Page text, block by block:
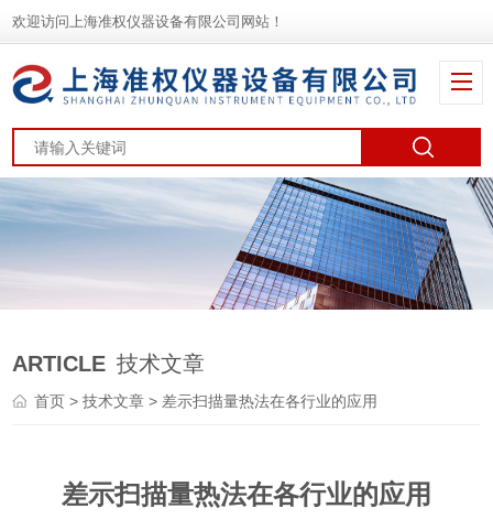
欢迎访问上海准权仪器设备有限公司网站！
ARTICLE 技术文章
首页 >技术文章 > 差示扫描量热法在各行业的应用
差示扫描量热法在各行业的应用